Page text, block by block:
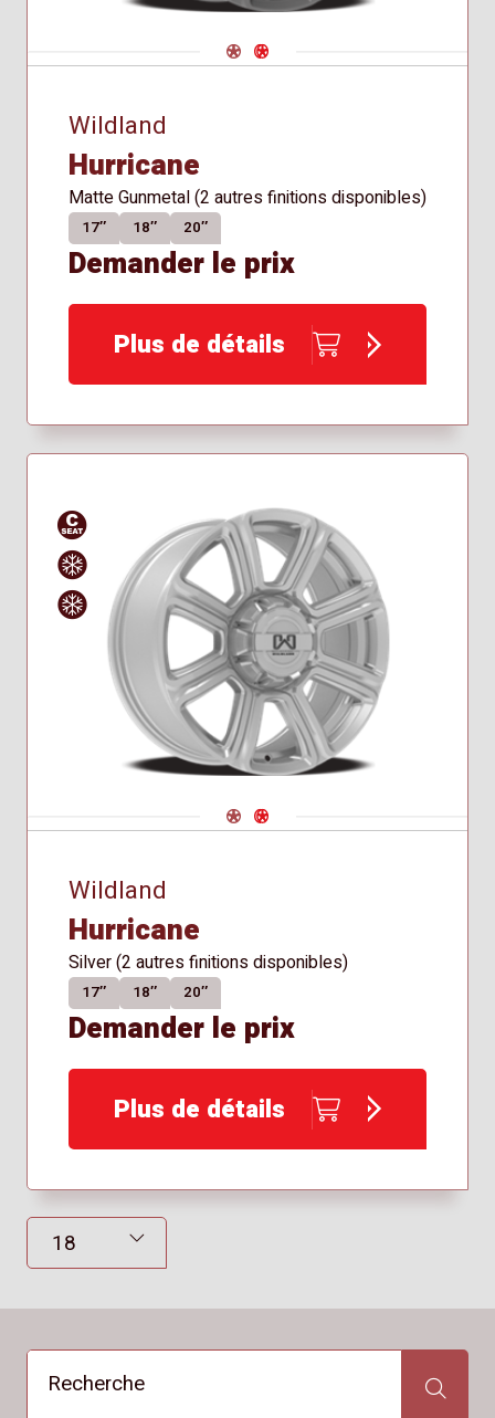
Navigate 1
Navigate 2
Wildland
Hurricane
Matte Gunmetal (2 autres finitions disponibles)
17″ 18″ 20″
Demander le prix
Plus de détails
Siège
conique
Hiver
Approved
for Winter
Navigate 1
Navigate 2
Wildland
Hurricane
Silver (2 autres finitions disponibles)
17″ 18″ 20″
Demander le prix
Plus de détails
Résultats affichés
Recherche Recherche